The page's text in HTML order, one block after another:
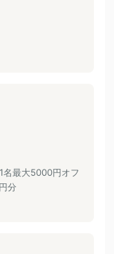
名最大5000円オフ
分